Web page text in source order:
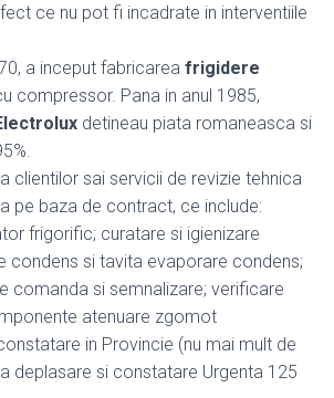
ce nu pot fi incadrate in interventiile
a inceput fabricarea frigidere
compressor. Pana in anul 1985,
detineau piata romaneasca si
clientilor sai servicii de revizie tehnica
pe baza de contract, ce include:
frigorific; curatare si igienizare
condens si tavita evaporare condens;
comanda si semnalizare; verificare
atenuare zgomot
in Provincie (nu mai mult de
deplasare si constatare Urgenta 125